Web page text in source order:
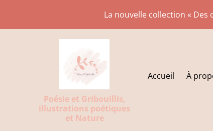
La nouvelle collection «
Poésie et Gribouillis,
illustrations poétiques
et Nature
Accueil À